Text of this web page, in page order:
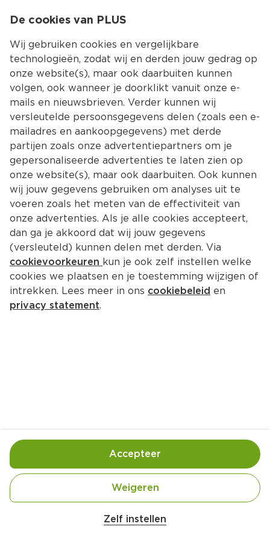
Kies jouw
Terug Producten
Lindt Lindor advent kalender
assorted
Ingrediënten
Ingrediënten: Ingrediëntendeclaratie: suiker,
cacaomassa, volle MELKpoeder, LACTOSE, magere
De cookies van PLUS
Wij gebruiken cookies en vergelijkbare
technologieën, zodat wij en derden jouw gedrag op
onze website(s), maar ook daarbuiten kunnen
volgen, ook wanneer je doorklikt vanuit onze e-
mails en nieuwsbrieven. Verder kunnen wij
versleutelde persoonsgegevens delen (zoals een e-
mailadres en aankoopgegevens) met derde
partijen zoals onze advertentiepartners om je
gepersonaliseerde advertenties te laten zien op
onze website(s), maar ook daarbuiten. Ook kunnen
wij jouw gegevens gebruiken om analyses uit te
voeren zoals het meten van de effectiviteit van
onze advertenties. Als je alle cookies accepteert,
dan ga je akkoord dat wij jouw gegevens
(versleuteld) kunnen delen met derden. Via
cookievoorkeuren kun je ook zelf instellen welke
cookies we plaatsen en je toestemming wijzigen of
intrekken. Lees meer in ons cookiebeleid en
privacy statement.
Zelf instellen
Weigeren
Accepteer